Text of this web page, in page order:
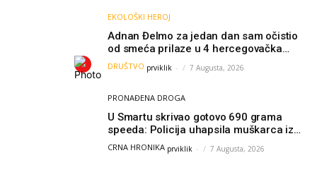
EKOLOŠKI HEROJ
Adnan Đelmo za jedan dan sam očistio
od smeća prilaze u 4 hercegovačka
grada: “Danas nisam čistio samo smeće,
čistio sam sliku o nama”
DRUŠTVO prviklik - 7 Augusta, 2026
PRONAĐENA DROGA
U Smartu skrivao gotovo 690 grama
speeda: Policija uhapsila muškarca iz
Hercegovine
CRNA HRONIKA prviklik - 7 Augusta, 2026